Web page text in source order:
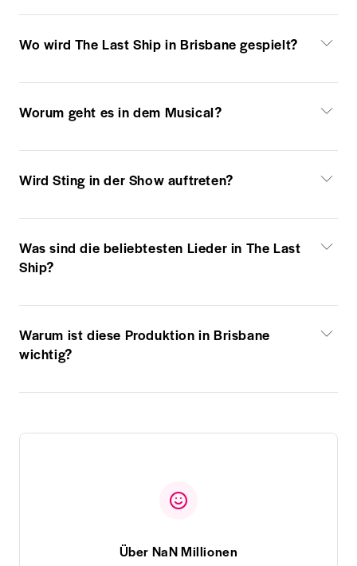
Wo wird The Last Ship in Brisbane gespielt?
Worum geht es in dem Musical?
Wird Sting in der Show auftreten?
Was sind die beliebtesten Lieder in The Last
Ship?
Warum ist diese Produktion in Brisbane
wichtig?
Über NaN Millionen